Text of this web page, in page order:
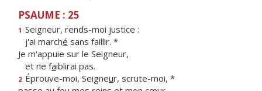
PSAUME : 25
1 Seigneur, rends-moi justice :
j'ai marché sans faillir. *
Je m'appuie sur le Seigneur,
et ne faiblirai pas.
2 Éprouve-moi, Seigneur, scrute-moi, *